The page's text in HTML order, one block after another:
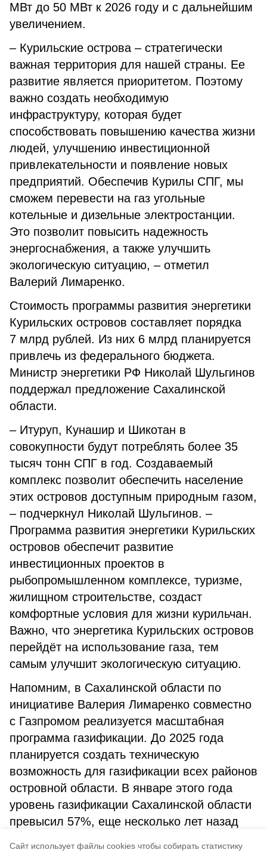
Cайт использует файлы cookies чтобы собирать статистику
МВт до 50 МВт к 2026 году и с дальнейшим
увеличением.
– Курильские острова – стратегически
важная территория для нашей страны. Ее
развитие является приоритетом. Поэтому
важно создать необходимую
инфраструктуру, которая будет
способствовать повышению качества жизни
людей, улучшению инвестиционной
привлекательности и появление новых
предприятий. Обеспечив Курилы СПГ, мы
сможем перевести на газ угольные
котельные и дизельные электростанции.
Это позволит повысить надежность
энергоснабжения, а также улучшить
экологическую ситуацию, – отметил
Валерий Лимаренко.
Стоимость программы развития энергетики
Курильских островов составляет порядка
7 млрд рублей. Из них 6 млрд планируется
привлечь из федерального бюджета.
Министр энергетики РФ Николай Шульгинов
поддержал предложение Сахалинской
области.
– Итуруп, Кунашир и Шикотан в
совокупности будут потреблять более 35
тысяч тонн СПГ в год. Создаваемый
комплекс позволит обеспечить население
этих островов доступным природным газом,
– подчеркнул Николай Шульгинов. –
Программа развития энергетики Курильских
островов обеспечит развитие
инвестиционных проектов в
рыбопромышленном комплексе, туризме,
жилищном строительстве, создаст
комфортные условия для жизни курильчан.
Важно, что энергетика Курильских островов
перейдёт на использование газа, тем
самым улучшит экологическую ситуацию.
Напомним, в Сахалинской области по
инициативе Валерия Лимаренко совместно
с Газпромом реализуется масштабная
программа газификации. До 2025 года
планируется создать техническую
возможность для газификации всех районов
островной области. В январе этого года
уровень газификации Сахалинской области
превысил 57%, еще несколько лет назад